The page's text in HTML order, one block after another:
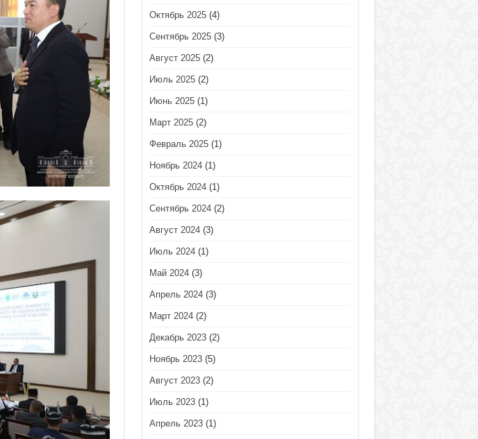
Октябрь 2025(4)
Сентябрь 2025(3)
Август 2025(2)
Июль 2025(2)
Июнь 2025(1)
Март 2025(2)
Февраль 2025(1)
Ноябрь 2024(1)
Октябрь 2024(1)
Сентябрь 2024(2)
Август 2024(3)
Июль 2024(1)
Май 2024(3)
Апрель 2024(3)
Март 2024(2)
Декабрь 2023(2)
Ноябрь 2023(5)
Август 2023(2)
Июль 2023(1)
Апрель 2023(1)